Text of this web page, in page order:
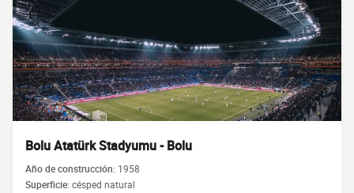
Bolu Atatürk Stadyumu - Bolu
Año de construcción: 1958
Superficie:césped natural